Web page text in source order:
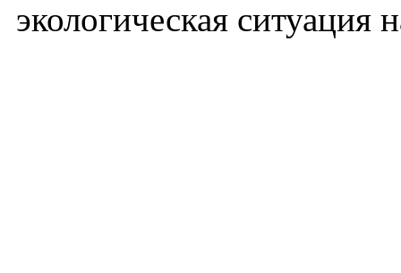
экологическая